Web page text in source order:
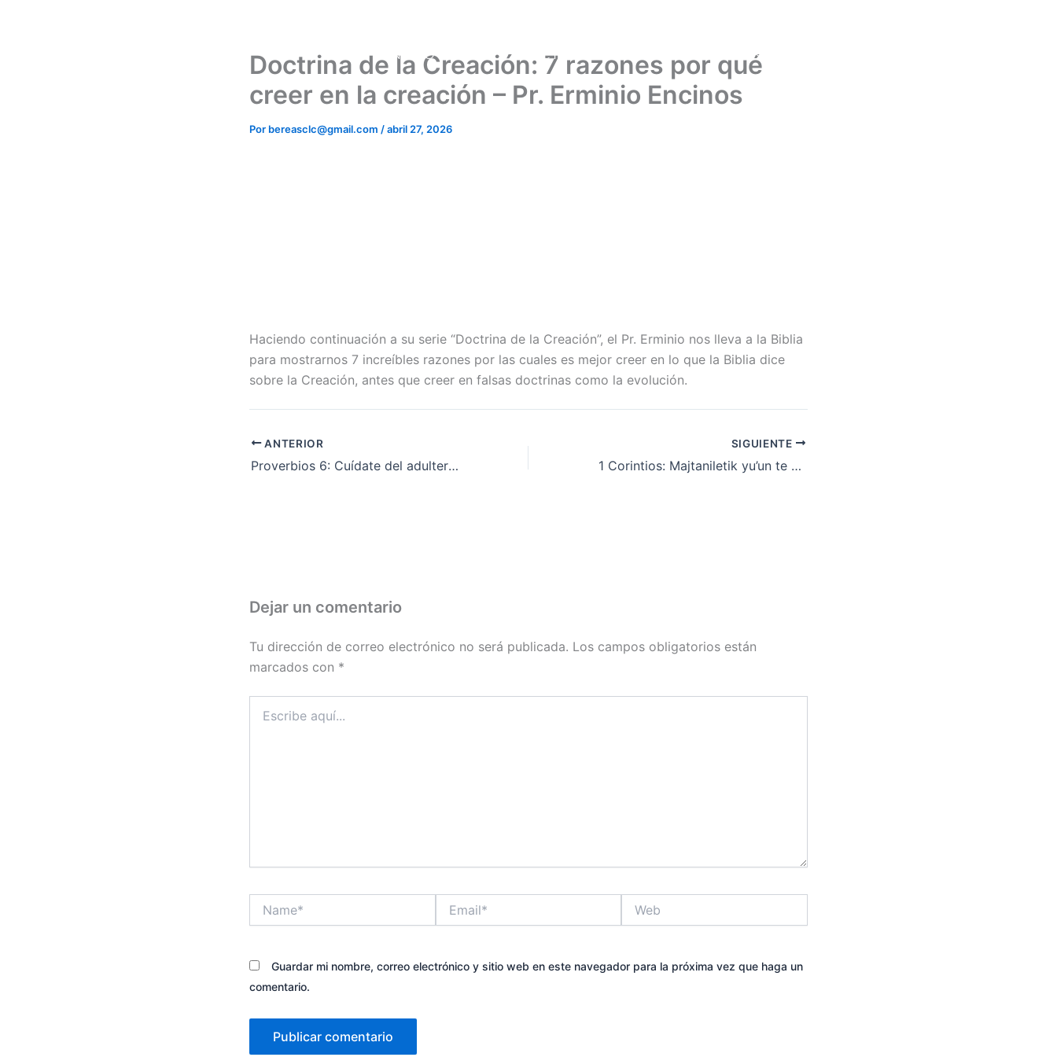
NOSOTROS DOCTRINAS PREDICACIONES
Doctrina de la Creación: 7 razones por qué
creer en la creación – Pr. Erminio Encinos
Por bereasclc@gmail.com /abril 27, 2026
Haciendo continuación a su serie “Doctrina de la Creación”, el Pr. Erminio nos lleva a la Biblia
para mostrarnos 7 increíbles razones por las cuales es mejor creer en lo que la Biblia dice
sobre la Creación, antes que creer en falsas doctrinas como la evolución.
ANTERIOR
Proverbios 6: Cuídate del adulterio – Pr. Erminio Encinos
SIGUIENTE
1 Corintios: Majtaniletik yu’un te Espíritu – Pr. Erminio Encinos (Parte 2)
Dejar un comentario
Tu dirección de correo electrónico no será publicada. Los campos obligatorios están
marcados con *
aquí...
Guardar mi nombre, correo electrónico y sitio web en este navegador para la próxima vez que haga un
comentario.